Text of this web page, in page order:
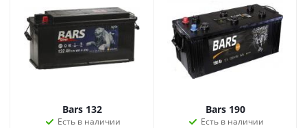
Bars 132
Есть в наличии
Bars 190
Есть в наличии